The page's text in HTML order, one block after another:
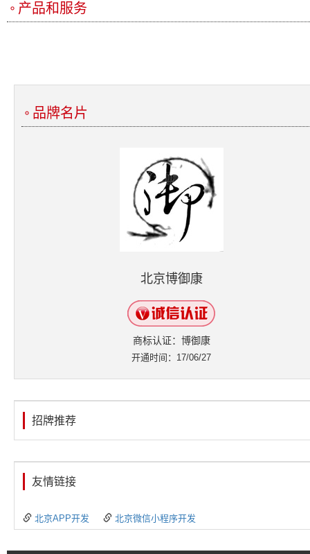
产品和服务
品牌名片
北京博御康
商标认证：博御康
开通时间：17/06/27
招牌推荐
友情链接
北京APP开发 北京微信小程序开发